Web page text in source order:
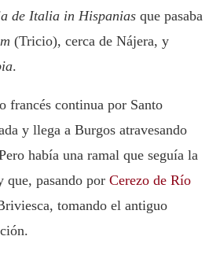
de Italia in Hispanias que pasaba
(Tricio), cerca de Nájera, y
.
francés continua por Santo
y llega a Burgos atravesando
había una ramal que seguía la
que, pasando por Cerezo de Río
tomando el antiguo